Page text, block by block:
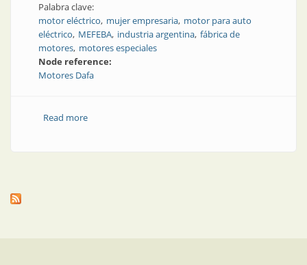
Palabra clave:
motor eléctrico mujer empresaria motor para auto
eléctrico MEFEBA industria argentina fábrica de
motores motores especiales
Node reference:
Motores Dafa
Read moreabout 40 años de historia, ¿qué motoriza a una